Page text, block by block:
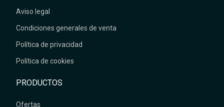
Aviso legal
Condiciones generales de venta
Política de privacidad
Política de cookies
PRODUCTOS
Ofertas